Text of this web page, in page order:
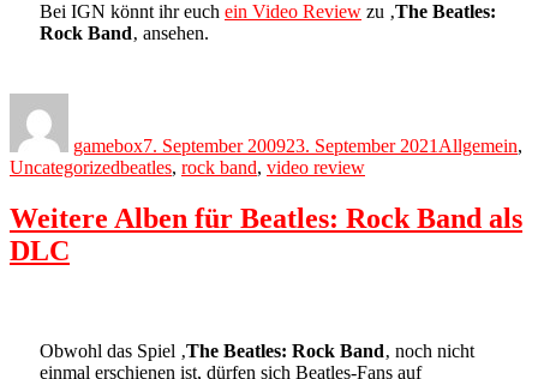
Bei IGN könnt ihr euch ein Video Review zu ‚The Beatles:
Rock Band‚ ansehen.
gamebox7. September 200923. September 2021Allgemein,
UncategorizedTags
beatles, rock band, video review
Weitere Alben für Beatles: Rock Band als
DLC
Obwohl das Spiel ‚The Beatles: Rock Band‚ noch nicht
einmal erschienen ist, dürfen sich Beatles-Fans auf